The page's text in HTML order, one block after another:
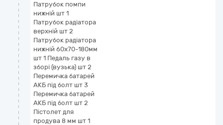
Патрубок помпи
нижній шт 1
Патрубок радіатора
верхній шт 2
Патрубок радіатора
нижній 60х70-180мм
шт 1 Педаль газу в
зборі (вузька) шт 2
Перемичка батарей
АКБ під болт шт 3
Перемичка батарей
АКБ під болт шт 2
Пістолет для
продува 8 мм шт 1